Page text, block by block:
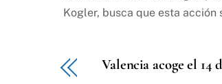
Kogler, busca que esta
Valencia acoge el